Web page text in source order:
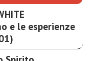
e le esperienze